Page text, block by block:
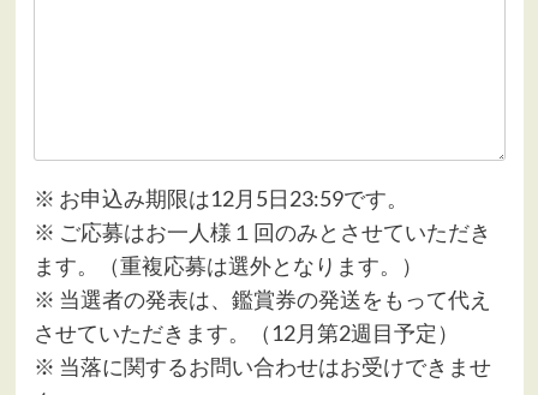
※ お申込み期限は12月5日23:59です。
※ ご応募はお一人様１回のみとさせていただき
ます。（重複応募は選外となります。）
※ 当選者の発表は、鑑賞券の発送をもって代え
させていただきます。（12月第2週目予定）
※ 当落に関するお問い合わせはお受けできませ